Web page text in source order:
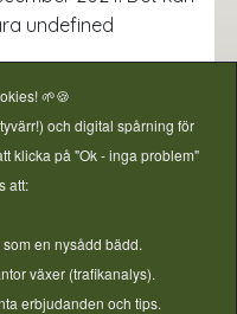
🌱🍪
och digital spårning för
klicka på "Ok - inga problem"
att:
en nysådd bädd.
växer (trafikanalys).
erbjudanden och tips.